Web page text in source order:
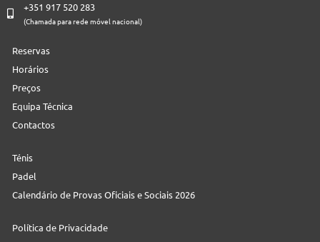
+351 917 520 283
(Chamada para rede móvel nacional)
Reservas
Horários
Preços
Equipa Técnica
Contactos
Ténis
Padel
Calendário de Provas Oficiais e Sociais 2026
Política de Privacidade